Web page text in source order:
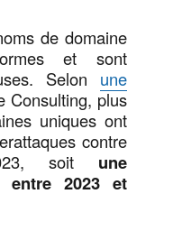
de domaine
et sont
Selon une
Consulting, plus
uniques ont
contre
soit une
entre 2023 et